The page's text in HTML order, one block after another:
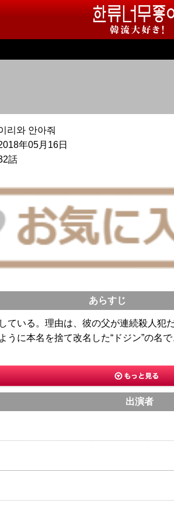
리와 안아줘
年05月16日
話
あらすじ
いる。理由は、彼の父が連続殺人犯
に本名を捨て改名した“ドジン”の名
出演者